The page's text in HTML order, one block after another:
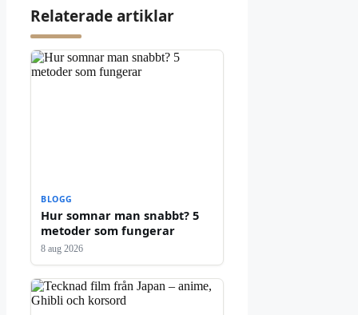
Relaterade artiklar
BLOGG
Hur somnar man snabbt? 5
metoder som fungerar
8 aug 2026